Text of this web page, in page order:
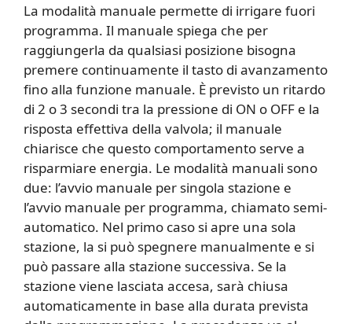
La modalità manuale permette di irrigare fuori
programma. Il manuale spiega che per
raggiungerla da qualsiasi posizione bisogna
premere continuamente il tasto di avanzamento
fino alla funzione manuale. È previsto un ritardo
di 2 o 3 secondi tra la pressione di ON o OFF e la
risposta effettiva della valvola; il manuale
chiarisce che questo comportamento serve a
risparmiare energia. Le modalità manuali sono
due: l’avvio manuale per singola stazione e
l’avvio manuale per programma, chiamato semi-
automatico. Nel primo caso si apre una sola
stazione, la si può spegnere manualmente e si
può passare alla stazione successiva. Se la
stazione viene lasciata accesa, sarà chiusa
automaticamente in base alla durata prevista